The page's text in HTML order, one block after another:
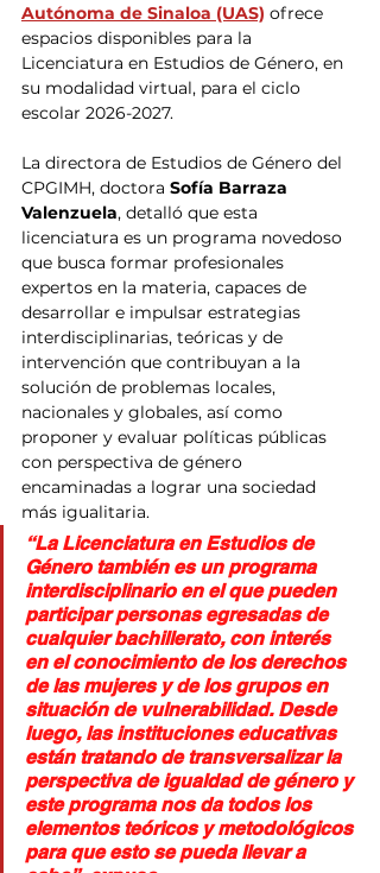
Autónoma de Sinaloa (UAS) ofrece
espacios disponibles para la
Licenciatura en Estudios de Género, en
su modalidad virtual, para el ciclo
escolar 2026-2027.
La directora de Estudios de Género del
CPGIMH, doctora Sofía Barraza
Valenzuela, detalló que esta
licenciatura es un programa novedoso
que busca formar profesionales
expertos en la materia, capaces de
desarrollar e impulsar estrategias
interdisciplinarias, teóricas y de
intervención que contribuyan a la
solución de problemas locales,
nacionales y globales, así como
proponer y evaluar políticas públicas
con perspectiva de género
encaminadas a lograr una sociedad
más igualitaria.
“La Licenciatura en Estudios de
Género también es un programa
interdisciplinario en el que pueden
participar personas egresadas de
cualquier bachillerato, con interés
en el conocimiento de los derechos
de las mujeres y de los grupos en
situación de vulnerabilidad. Desde
luego, las instituciones educativas
están tratando de transversalizar la
perspectiva de igualdad de género y
este programa nos da todos los
elementos teóricos y metodológicos
para que esto se pueda llevar a